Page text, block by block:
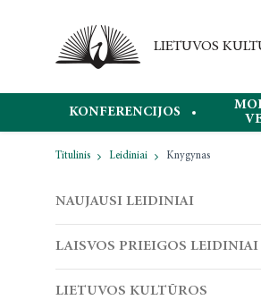
KONFERENCIJOS
Titulinis Leidiniai Knygynas
NAUJAUSI LEIDINIAI
LAISVOS PRIEIGOS LEIDINIAI
LIETUVOS KULTŪROS